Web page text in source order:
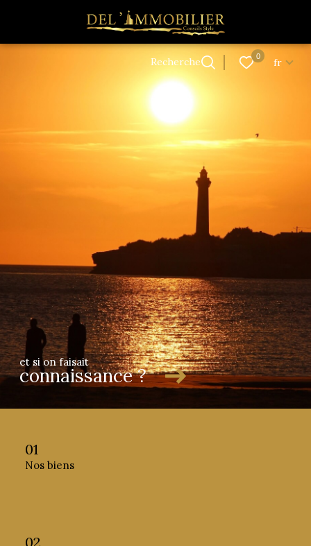
Recherche 0
Langue
fr
Accueil Recherche 0
fr
et si on faisait
connaissance ?
01
Nos biens
02